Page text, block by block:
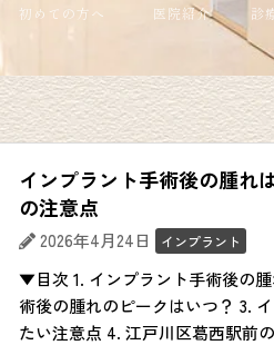
初めての方へ 医院紹介 診
インプラント手術後の腫れ
の注意点
2026年4月24日 インプラント
▼目次 1. インプラント手術後の
術後の腫れのピークはいつ？ 3.
たい注意点 4. 江戸川区葛西駅前